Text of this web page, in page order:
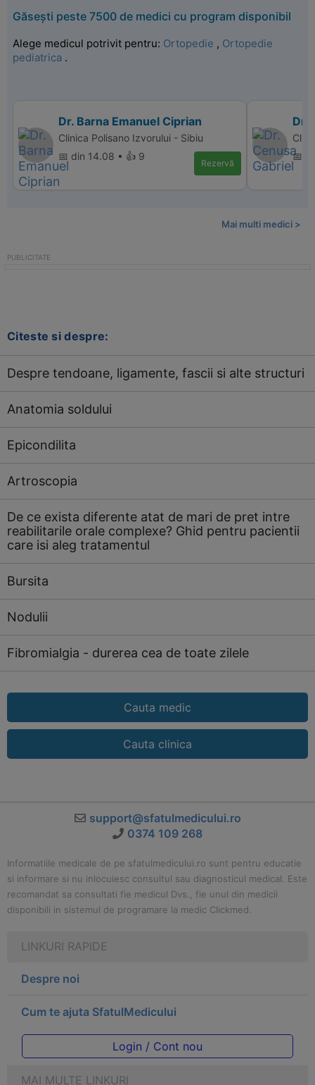
Găsești peste 7500 de medici cu program disponibil
Alege medicul potrivit pentru: Ortopedie , Ortopedie
pediatrica .
Dr. Barna Emanuel Ciprian
Clinica Polisano Izvorului - Sibiu
📅 din 14.08 • 👍 9
Rezervă
Dr.
📅
Mai multi medici >
Citeste si despre:
Despre tendoane, ligamente, fascii si alte structuri
Anatomia soldului
Epicondilita
Artroscopia
De ce exista diferente atat de mari de pret intre
reabilitarile orale complexe? Ghid pentru pacientii
care isi aleg tratamentul
Bursita
Nodulii
Fibromialgia - durerea cea de toate zilele
Cauta medic
Cauta clinica
support@sfatulmedicului.ro
0374 109 268
Informatiile medicale de pe sfatulmedicului.ro sunt pentru educatie
si informare si nu inlocuiesc consultul sau diagnosticul medical. Este
recomandat sa consultati fie medicul Dvs., fie unul din medicii
disponibili in sistemul de programare la medic Clickmed.
LINKURI RAPIDE
Despre noi
Cum te ajuta SfatulMedicului
Login / Cont nou
MAI MULTE LINKURI